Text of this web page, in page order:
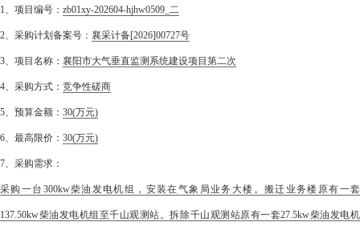
1、项目编号： zb01xy-202604-hjhw0509_二
2、采购计划备案号： 襄采计备[2026]00727号
3、项目名称： 襄阳市大气垂直监测系统建设项目第二次
4、采购方式： 竞争性磋商
5、预算金额： 30(万元)
6、最高限价： 30(万元)
7、采购需求：
采购一台300kw柴油发电机组，安装在气象局业务大楼。搬迁业务楼原有一套
137.50kw柴油发电机组至千山观测站。拆除千山观测站原有一套27.5kw柴油发电机